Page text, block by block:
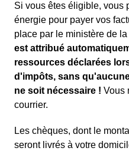
Si vous êtes éligible, vous
énergie pour payer vos
place par le ministère de
est attribué
ressources déclarées
d'impôts, sans
ne soit nécessaire ! Vous
courrier.
Les chèques, dont le
seront livrés à votre